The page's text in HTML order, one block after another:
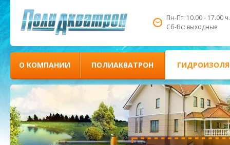
Пн-Пт: 10.00 - 17.00 ч.
Сб-Вс: выходные
О КОМПАНИИ ПОЛИАКВАТРОН